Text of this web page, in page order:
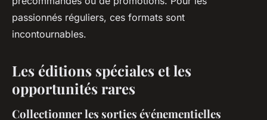
passionnés réguliers, ces formats sont
incontournables.
Les éditions spéciales et les
opportunités rares
Collectionner les sorties événementielles